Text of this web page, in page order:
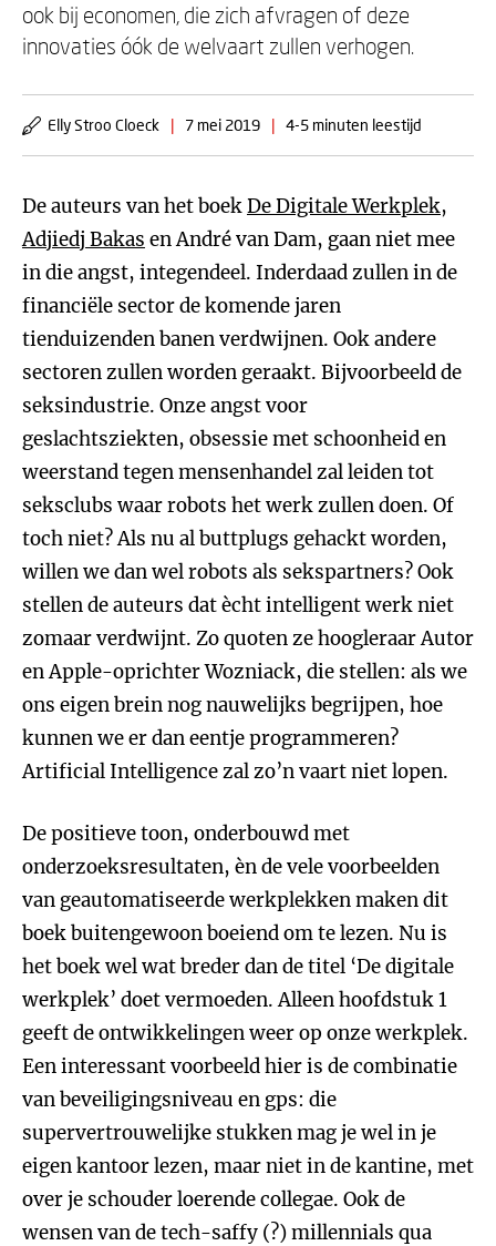
ook bij economen, die zich afvragen of deze
innovaties óók de welvaart zullen verhogen.
Elly Stroo Cloeck | 7 mei 2019 | 4-5 minuten leestijd
De auteurs van het boekDe Digitale Werkplek,
Adjiedj Bakas en André van Dam, gaan niet mee
in die angst, integendeel. Inderdaad zullen in de
financiële sector de komende jaren
tienduizenden banen verdwijnen. Ook andere
sectoren zullen worden geraakt. Bijvoorbeeld de
seksindustrie. Onze angst voor
geslachtsziekten, obsessie met schoonheid en
weerstand tegen mensenhandel zal leiden tot
seksclubs waar robots het werk zullen doen. Of
toch niet? Als nu al buttplugs gehackt worden,
willen we dan wel robots als sekspartners? Ook
stellen de auteurs dat ècht intelligent werk niet
zomaar verdwijnt. Zo quoten ze hoogleraar Autor
en Apple-oprichter Wozniack, die stellen: als we
ons eigen brein nog nauwelijks begrijpen, hoe
kunnen we er dan eentje programmeren?
Artificial Intelligence zal zo’n vaart niet lopen.
De positieve toon, onderbouwd met
onderzoeksresultaten, èn de vele voorbeelden
van geautomatiseerde werkplekken maken dit
boek buitengewoon boeiend om te lezen. Nu is
het boek wel wat breder dan de titel ‘De digitale
werkplek’ doet vermoeden. Alleen hoofdstuk 1
geeft de ontwikkelingen weer op onze werkplek.
Een interessant voorbeeld hier is de combinatie
van beveiligingsniveau en gps: die
supervertrouwelijke stukken mag je wel in je
eigen kantoor lezen, maar niet in de kantine, met
over je schouder loerende collegae. Ook de
wensen van de tech-saffy (?) millennials qua